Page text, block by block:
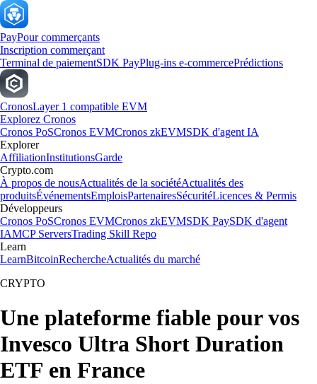
PayPour commerçants
Inscription commerçant
Terminal de paiementSDK PayPlug-ins e-commercePrédictions
CronosLayer 1 compatible EVM
Explorez Cronos
Cronos PoSCronos EVMCronos zkEVMSDK d'agent IA
Explorer
AffiliationInstitutionsGarde
Crypto.com
À propos de nousActualités de la sociétéActualités des
produitsÉvénementsEmploisPartenairesSécuritéLicences & Permis
Développeurs
Cronos PoSCronos EVMCronos zkEVMSDK PaySDK d'agent
IAMCP ServersTrading Skill Repo
Learn
LearnBitcoinRechercheActualités du marché
CRYPTO
Une plateforme fiable pour vos
Invesco Ultra Short Duration
ETF en France